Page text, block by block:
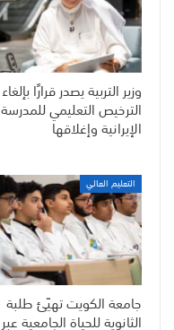
وزير التربية يصدر قرارًا بإلغاء
الترخيص التعليمي للمدرسة
الإيرانية وإغلاقها
التعليم العالي
جامعة الكويت تهيّئ طلبة
الثانوية للحياة الجامعية عبر